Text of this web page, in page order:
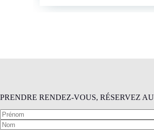
PRENDRE RENDEZ-VOUS, RÉSERVEZ AU